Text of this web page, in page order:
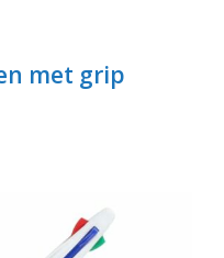
Bel nu 053-7920045 of 06-55731304
met grip